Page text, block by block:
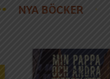
NYA BÖCKER